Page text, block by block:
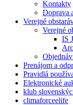
Kontakty
Doprava
Verejné
Verejné
IS
Prenájom a
Pravidlá
Elektronické
klub
climaforceelife